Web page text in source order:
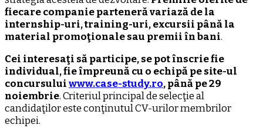
fiecare companie parteneră variază de la
internship-uri, training-uri, excursii până la
material promoţionale sau premii în bani.
Cei interesaţi să participe, se pot înscrie fie
individual, fie împreună cu o echipă pe site-ul
concursuluiwww.case-study.ro, până pe 29
noiembrie. Criteriul principal de selecţie al
candidaţilor este conţinutul CV-urilor membrilor
echipei.